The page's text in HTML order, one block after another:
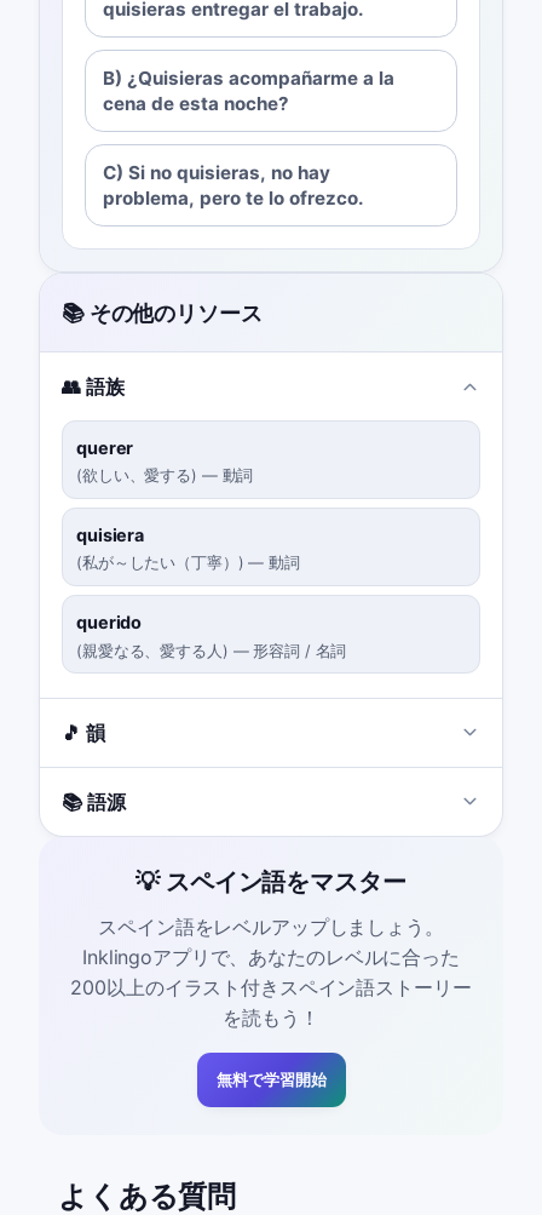
quisieras entregar el trabajo.
B) ¿Quisieras acompañarme a la
cena de esta noche?
C) Si no quisieras, no hay
problema, pero te lo ofrezco.
📚 その他のリソース
👥 語族
querer
(欲しい、愛する) — 動詞
quisiera
(私が～したい（丁寧） ) —動詞
querido
(親愛なる、愛する人 ) —形容詞 / 名詞
🎵 韻
📚 語源
💡 スペイン語をマスター
スペイン語をレベルアップしましょう。
Inklingoアプリで、あなたのレベルに合った
200以上のイラスト付きスペイン語ストーリー
を読もう！
無料で学習開始
よくある質問